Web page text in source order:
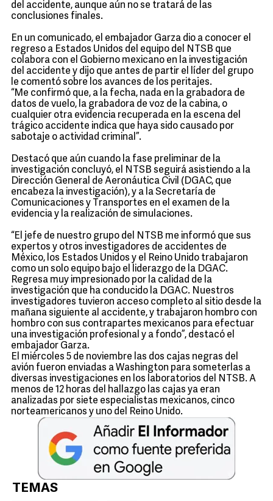
del accidente, aunque aún no se tratará de las
conclusiones finales.
En un comunicado, el embajador Garza dio a conocer el
regreso a Estados Unidos del equipo del NTSB que
colabora con el Gobierno mexicano en la investigación
del accidente y dijo que antes de partir el líder del grupo
le comentó sobre los avances de los peritajes.
“Me confirmó que, a la fecha, nada en la grabadora de
datos de vuelo, la grabadora de voz de la cabina, o
cualquier otra evidencia recuperada en la escena del
trágico accidente indica que haya sido causado por
sabotaje o actividad criminal”.
Destacó que aún cuando la fase preliminar de la
investigación concluyó, el NTSB seguirá asistiendo a la
Dirección General de Aeronáutica Civil (DGAC, que
encabeza la investigación), y a la Secretaría de
Comunicaciones y Transportes en el examen de la
evidencia y la realización de simulaciones.
“El jefe de nuestro grupo del NTSB me informó que sus
expertos y otros investigadores de accidentes de
México, los Estados Unidos y el Reino Unido trabajaron
como un solo equipo bajo el liderazgo de la DGAC.
Regresa muy impresionado por la calidad de la
investigación que ha conducido la DGAC. Nuestros
investigadores tuvieron acceso completo al sitio desde la
mañana siguiente al accidente, y trabajaron hombro con
hombro con sus contrapartes mexicanos para efectuar
una investigación profesional y a fondo”, destacó el
embajador Garza.
El miércoles 5 de noviembre las dos cajas negras del
avión fueron enviadas a Washington para someterlas a
diversas investigaciones en los laboratorios del NTSB. A
menos de 12 horas del hallazgo las cajas ya eran
analizadas por siete especialistas mexicanos, cinco
norteamericanos y uno del Reino Unido.
TEMAS